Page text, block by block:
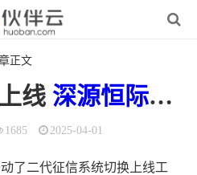
正文
线 深源恒际升
1685 2025-04-01
了二代征信系统切换上线工